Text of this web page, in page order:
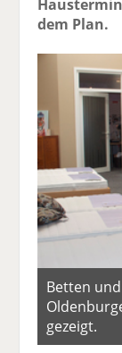
dem Plan.
Betten
gezeigt.